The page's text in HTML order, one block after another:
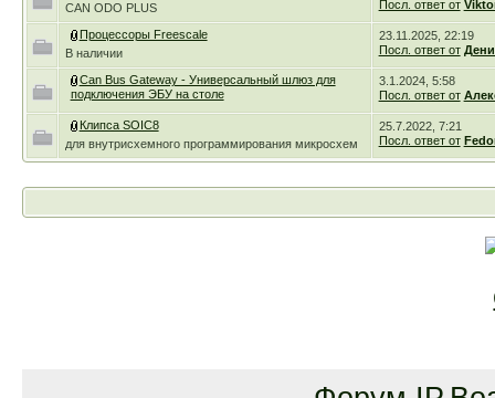
CAN ODO PLUS
Посл. ответ от
Процессоры Freescale
В наличии
23.11.2025, 22:19
Посл. ответ от
Can Bus Gateway - Универсальный шлюз для
подключения ЭБУ на столе
3.1.2024, 5:58
Посл. ответ от
Клипса SOIC8
для внутрисхемного программирования микросхем
25.7.2022, 7:21
Посл. ответ от